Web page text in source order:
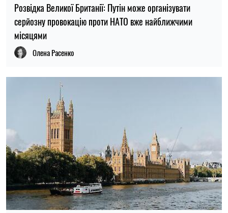
Розвідка Великої Британії: Путін може організувати
серйозну провокацію проти НАТО вже найближчими
місяцями
Олена Расенко